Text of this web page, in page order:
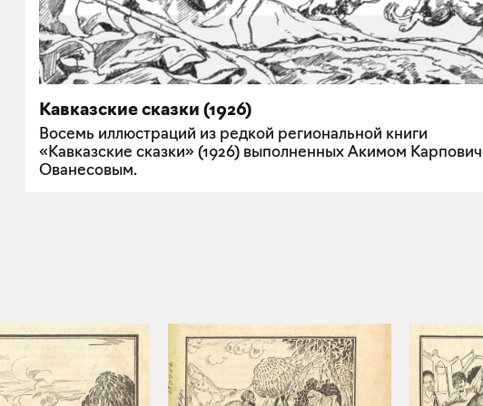
Кавказские сказки (1926)
Восемь иллюстраций из редкой региональной книги
«Кавказские сказки» (1926) выполненных Акимом
Ованесовым.